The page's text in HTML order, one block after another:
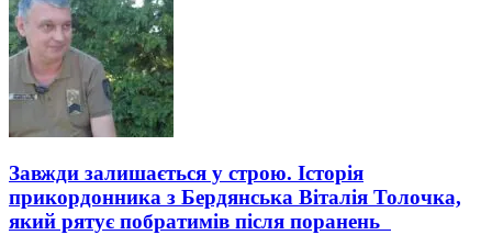
Завжди залишається у строю. Історія
прикордонника з Бердянська Віталія Толочка,
який рятує побратимів після поранень